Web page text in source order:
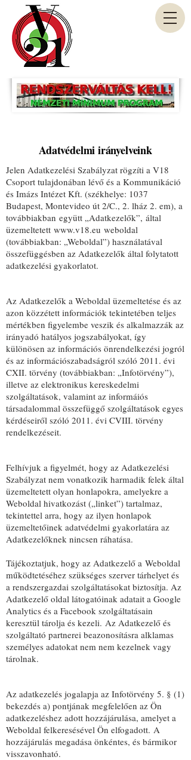
Adatvédelmi irányelveink
Jelen Adatkezelési Szabályzat rögzíti a V18
Csoport tulajdonában lévő és a Kommunikáció
és Imázs Intézet Kft. (székhelye: 1037
Budapest, Montevideo út 2/C., 2. lház 2. em), a
továbbiakban együtt „Adatkezelők”, által
üzemeltetett www.v18.eu weboldal
(továbbiakban: „Weboldal”) használatával
összefüggésben az Adatkezelők által folytatott
adatkezelési gyakorlatot.
Az Adatkezelők a Weboldal üzemeltetése és az
azon közzétett információk tekintetében teljes
mértékben figyelembe veszik és alkalmazzák az
irányadó hatályos jogszabályokat, így
különösen az információs önrendelkezési jogról
és az információszabadságról szóló 2011. évi
CXII. törvény (továbbiakban: „Infotörvény”),
illetve az elektronikus kereskedelmi
szolgáltatások, valamint az informáiós
társadalommal összefüggő szolgáltatások egyes
kérdéseiről szóló 2011. évi CVIII. törvény
rendelkezéseit.
Felhívjuk a figyelmét, hogy az Adatkezelési
Szabályzat nem vonatkozik harmadik felek által
üzemeltetett olyan honlapokra, amelyekre a
Weboldal hivatkozást („linket”) tartalmaz,
tekintettel arra, hogy az ilyen honlapok
üzemeltetőinek adatvédelmi gyakorlatára az
Adatkezelőknek nincsen ráhatása.
Tájékoztatjuk, hogy az Adatkezelő a Weboldal
működtetéséhez szükséges szerver tárhelyet és
a rendszergazdai szolgáltatásokat biztosítja. Az
Adatkezelő oldal látogatóinak adatait a Google
Analytics és a Facebook szolgáltatásain
keresztül tárolja és kezeli. Az Adatkezelő és
szolgáltató partnerei beazonosításra alklamas
személyes adatokat nem nem kezelnek vagy
tárolnak.
Az adatkezelés jogalapja az Infotörvény 5. § (1)
bekezdés a) pontjának megfelelően az Ön
adatkezeléshez adott hozzájárulása, amelyet a
Weboldal felkeresésével Ön elfogadott. A
hozzájárulás megadása önkéntes, és bármikor
visszavonható.